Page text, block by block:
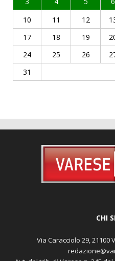
10
11 12
17
18 19
24
25 26
31
CHI
Via Caracciolo 29, 21100